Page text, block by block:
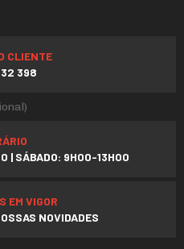
CLIENTE
398
| SÁBADO: 9H00-13H00
EM VIGOR
NOVIDADES